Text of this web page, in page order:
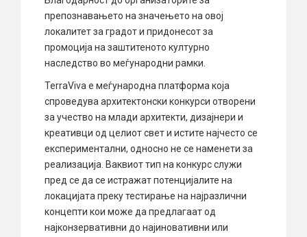
препознавањето на значењето на овој
локалитет за градот и придонесот за
промоција на заштитеното културно
наследство во меѓународни рамки.
TerraViva е меѓународна платформа која
спроведува архитектонски конкурси отворени
за учество на млади архитекти, дизајнери и
креативци од целиот свет и истите најчесто се
експериментални, односно не се наменети за
реализација. Ваквиот тип на конкурс служи
пред се да се истражат потенцијалите на
локацијата преку тестирање на најразлични
концепти кои може да предлагаат од
најконзервативни до најиновативни или